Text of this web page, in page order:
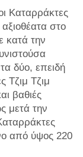
Καταρράκτες
στο
κατά την
δύο, επειδή
Τζιμ Τζιμ
βαθιές
μετά την
από ύψος 220